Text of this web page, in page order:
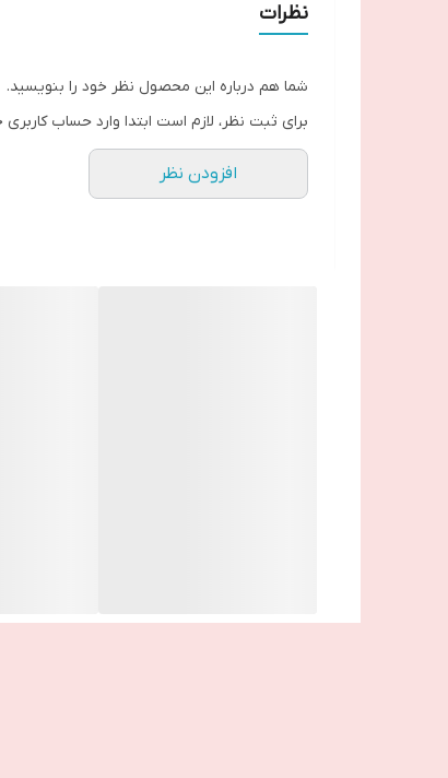
نظرات
شما هم درباره این محصول نظر خود را بنویسید.
برای ثبت نظر، لازم است ابتدا وارد حساب
افزودن نظر